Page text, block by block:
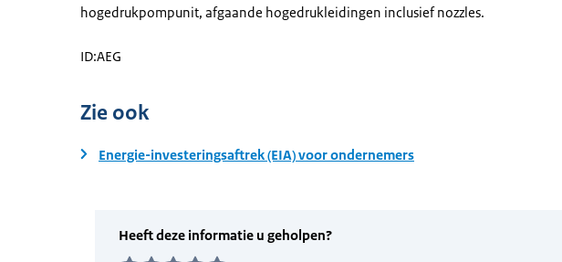
hogedrukpompunit, afgaande hogedrukleidingen inclusief nozzles.
​ID:AEG
Zie ook
Energie-investeringsaftrek (EIA) voor ondernemers